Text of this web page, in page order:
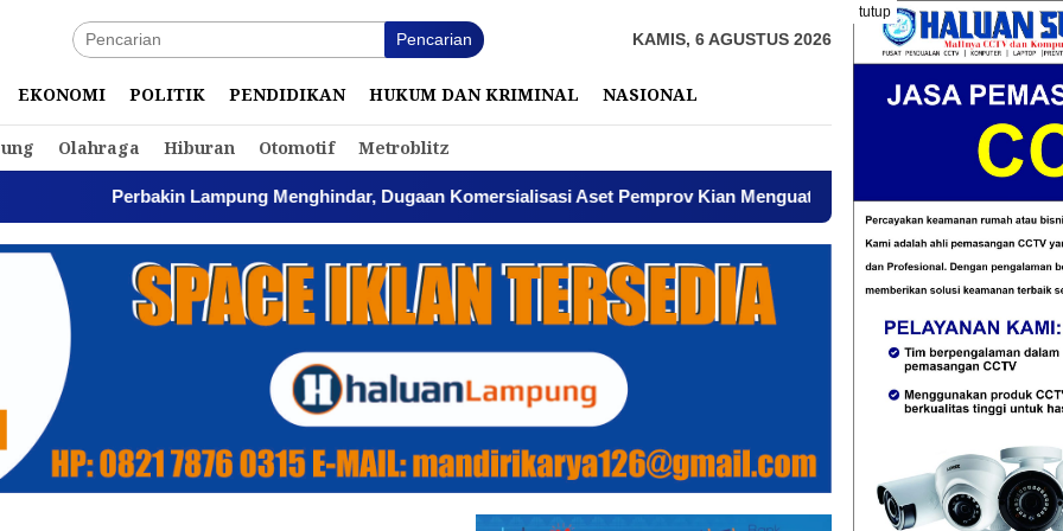
tutup
Pencarian KAMIS, 6 AGUSTUS 2026
EKONOMI POLITIK PENDIDIKAN HUKUM DAN KRIMINAL NASIONAL
Olahraga Hiburan Otomotif Metroblitz
Perbakin Lampung Menghindar, Dugaan Komersialisasi Aset Pemprov Kian Menguat AWPI Serukan Perdamaian